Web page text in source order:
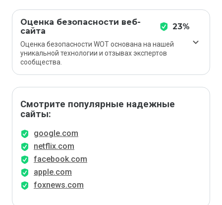
Оценка безопасности веб-
сайта
23%
Оценка безопасности WOT основана на нашей
уникальной технологии и отзывах экспертов
сообщества.
Смотрите популярные надежные
сайты:
google.com
netflix.com
facebook.com
apple.com
foxnews.com